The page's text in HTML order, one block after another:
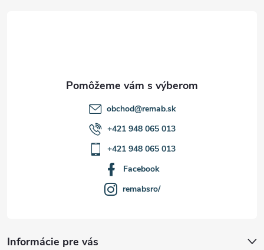
Informácie pre vás
obchod@remab.sk
+421 948 065 013
+421 948 065 013
Facebook
remabsro/